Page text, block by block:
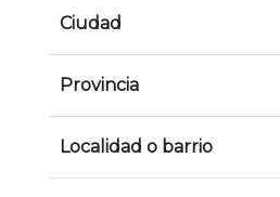
Ciudad
Provincia
Localidad o barrio